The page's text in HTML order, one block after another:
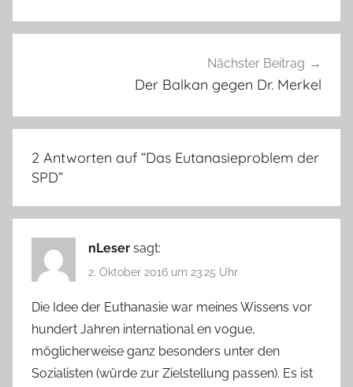
Nächster Beitrag
Der Balkan gegen Dr. Merkel
2 Antworten auf “Das Eutanasieproblem der
SPD”
nLeser sagt:
2. Oktober 2016 um 23:25 Uhr
Die Idee der Euthanasie war meines Wissens vor
hundert Jahren international en vogue,
möglicherweise ganz besonders unter den
Sozialisten (würde zur Zielstellung passen). Es ist